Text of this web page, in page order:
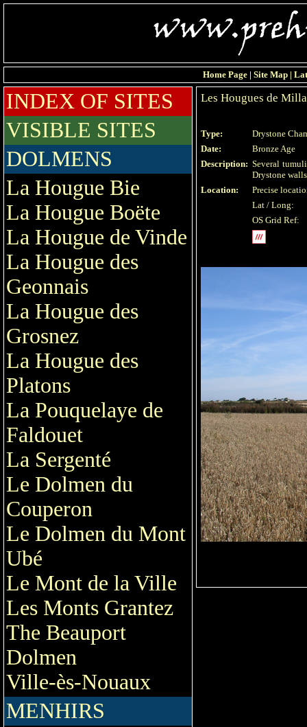
Home Page | Site Map |
INDEX OF SITES
VISIBLE SITES
DOLMENS
La Hougue Bie
La Hougue Boëte
La Hougue de Vinde
La Hougue des
Geonnais
La Hougue des
Grosnez
La Hougue des
Platons
La Pouquelaye de
Faldouet
La Sergenté
Le Dolmen du
Couperon
Le Dolmen du Mont
Ubé
Le Mont de la Ville
Les Monts Grantez
The Beauport
Dolmen
Ville-ès-Nouaux
MENHIRS
Les Hougues de
Type:
Drystone
Date:
Bronze Age
Description: Several
Drystone
Location:
Precise
Lat / Long:
OS Grid Ref: